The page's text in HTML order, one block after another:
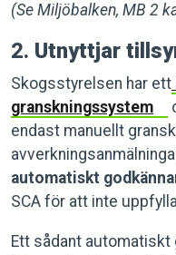
(Se Miljöbalken, MB 2
2. Utnyttjar
Skogsstyrelsen har ett
granskningssystem
endast manuellt
automatiskt
SCA för att inte
Ett sådant automatiskt